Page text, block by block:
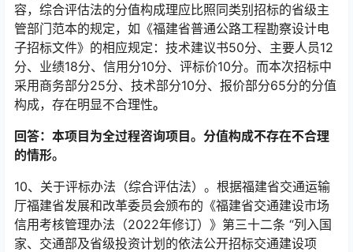
容，综合评估法的分值构成理应比照同类别招标的省级主
管部门范本的规定，如《福建省普通公路工程勘察设计电
子招标文件》的相应规定：技术建议书50分、主要人员12
分、业绩18分、信用分10分、评标价10分。而本次招标中
采用商务部分25分、技术部分10分、报价部分65分的分值
构成，存在明显不合理性。
回答：本项目为全过程咨询项目。分值构成不存在不合理
的情形。
10、关于评标办法（综合评估法）。根据福建省交通运输
厅福建省发展和改革委员会颁布的《福建省交通建设市场
信用考核管理办法（2022年修订）》第三十二条 “列入国
家、交通部及省级投资计划的依法公开招标交通建设项